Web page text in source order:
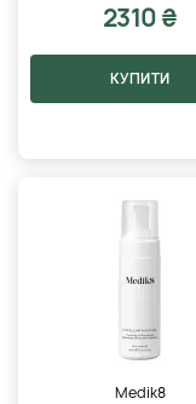
2310 ₴
КУПИТИ
Medik8